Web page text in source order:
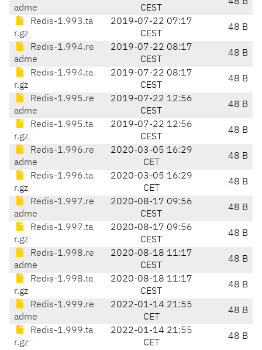
adme
CEST
Redis-1.993.ta
r.gz
2019-07-22 07:17
CEST
48 B
Redis-1.994.re
adme
2019-07-22 08:17
CEST
48 B
Redis-1.994.ta
r.gz
2019-07-22 08:17
CEST
48 B
Redis-1.995.re
adme
2019-07-22 12:56
CEST
48 B
Redis-1.995.ta
r.gz
2019-07-22 12:56
CEST
48 B
Redis-1.996.re
adme
2020-03-05 16:29
CET
48 B
Redis-1.996.ta
r.gz
2020-03-05 16:29
CET
48 B
Redis-1.997.re
adme
2020-08-17 09:56
CEST
48 B
Redis-1.997.ta
r.gz
2020-08-17 09:56
CEST
48 B
Redis-1.998.re
adme
2020-08-18 11:17
CEST
48 B
Redis-1.998.ta
r.gz
2020-08-18 11:17
CEST
48 B
Redis-1.999.re
adme
2022-01-14 21:55
CET
48 B
Redis-1.999.ta
r.gz
2022-01-14 21:55
CET
48 B